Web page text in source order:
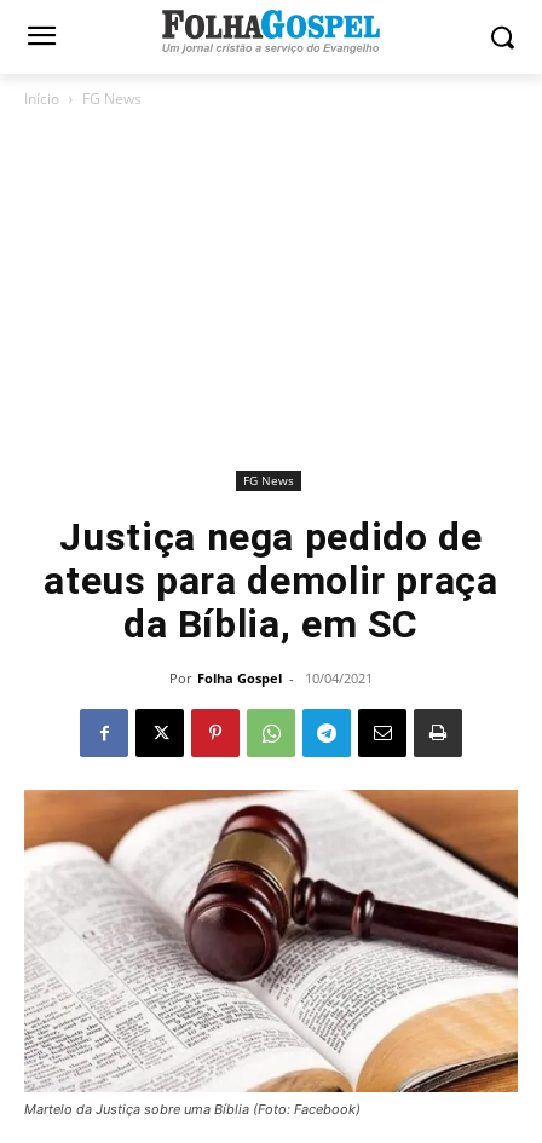
Início FG News
FG News
Justiça nega pedido de
ateus para demolir praça
da Bíblia, em SC
Por Folha Gospel - 10/04/2021
Martelo da Justiça sobre uma Bíblia (Foto: Facebook)